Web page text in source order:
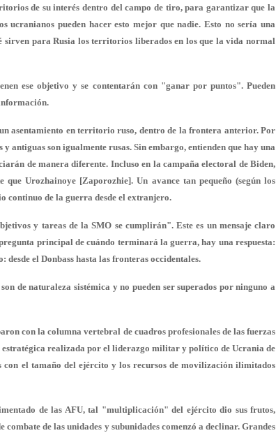
de su interés dentro del campo de tiro, para garantizar que la
ucranianos pueden hacer esto mejor que nadie. Esto no sería una
para Rusia los territorios liberados en los que la vida normal
ese objetivo y se contentarán con "ganar por puntos". Pueden
asentamiento en territorio ruso, dentro de la frontera anterior. Por
antiguas son igualmente rusas. Sin embargo, entienden que hay una
de manera diferente. Incluso en la campaña electoral de Biden,
Urozhainoye [Zaporozhie]. Un avance tan pequeño (según los
continuo de la guerra desde el extranjero.
y tareas de la SMO se cumplirán". Este es un mensaje claro
principal de cuándo terminará la guerra, hay una respuesta:
el Donbass hasta las fronteras occidentales.
de naturaleza sistémica y no pueden ser superados por ninguno a
con la columna vertebral de cuadros profesionales de las fuerzas
realizada por el liderazgo militar y político de Ucrania de
el tamaño del ejército y los recursos de movilización ilimitados
de las AFU, tal "multiplicación" del ejército dio sus frutos,
combate de las unidades y subunidades comenzó a declinar. Grandes